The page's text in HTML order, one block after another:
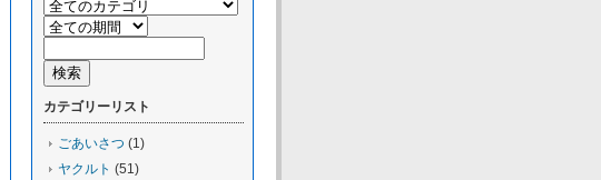
カテゴリーリスト
ごあいさつ (1)
ヤクルト (51)